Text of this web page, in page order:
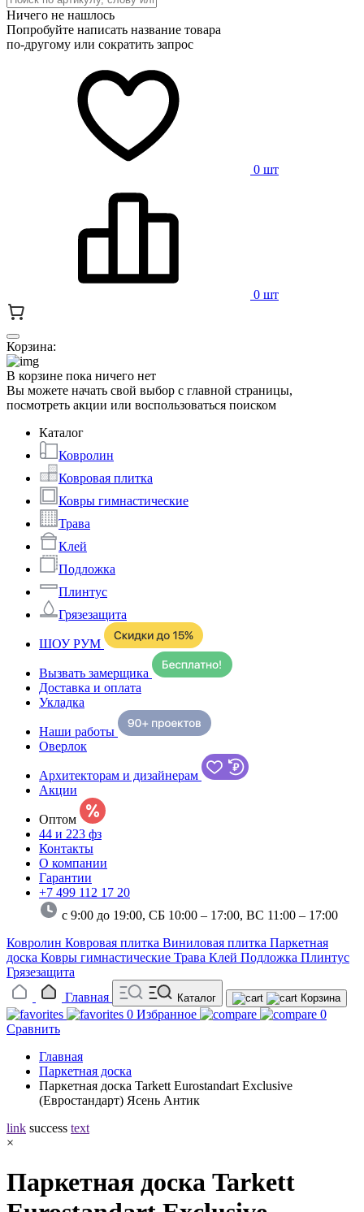
Ничего не нашлось
Попробуйте написать название товара
по-другому или сократить запрос
0 шт
0 шт
Корзина:
В корзине пока ничего нет
Вы можете начать свой выбор с главной страницы,
посмотреть акции или воспользоваться поиском
Каталог
Ковролин
Ковровая плитка
Ковры гимнастические
Трава
Клей
Подложка
Плинтус
Грязезащита
ШОУ РУМ
Вызвать замерщика
Доставка и оплата
Укладка
Наши работы
Оверлок
Архитекторам и дизайнерам
Акции
Оптом
44 и 223 фз
Контакты
О компании
Гарантии
+7 499 112 17 20
с 9:00 до 19:00, СБ 10:00 – 17:00, ВС 11:00 – 17:00
Ковролин Ковровая плитка Виниловая плитка Паркетная
доска Ковры гимнастические Трава Клей Подложка Плинтус
Грязезащита
Главная
Каталог Корзина
0 Избранное
0
Сравнить
Главная
Паркетная доска
Паркетная доска Tarkett Eurostandart Exclusive
(Евростандарт) Ясень Антик
link success text
×
Паркетная доска Tarkett